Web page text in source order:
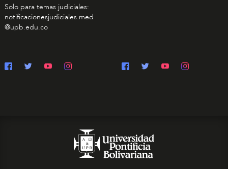
Solo para temas judiciales:
notificacionesjudiciales.med
@upb.edu.co